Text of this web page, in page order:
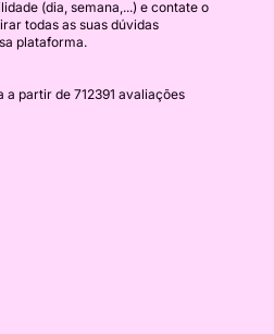
(dia, semana,...) e contate o
todas as suas dúvidas
plataforma.
a partir de 712391 avaliações